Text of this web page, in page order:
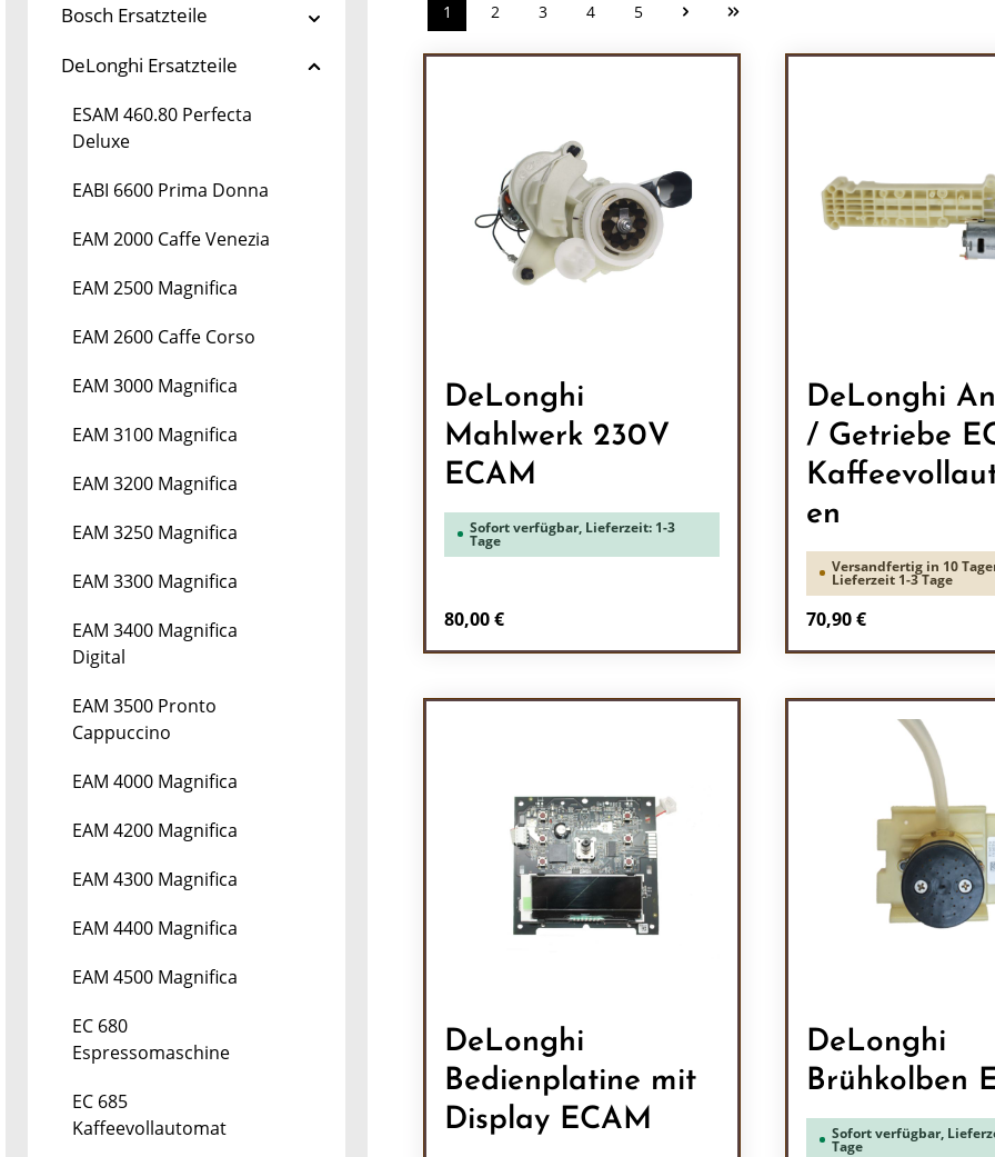
Bosch Ersatzteile
DeLonghi Ersatzteile
ESAM 460.80 Perfecta
Deluxe
EABI 6600 Prima Donna
EAM 2000 Caffe Venezia
EAM 2500 Magnifica
EAM 2600 Caffe Corso
EAM 3000 Magnifica
EAM 3100 Magnifica
EAM 3200 Magnifica
EAM 3250 Magnifica
EAM 3300 Magnifica
EAM 3400 Magnifica
Digital
EAM 3500 Pronto
Cappuccino
EAM 4000 Magnifica
EAM 4200 Magnifica
EAM 4300 Magnifica
EAM 4400 Magnifica
EAM 4500 Magnifica
EC 680
Espressomaschine
EC 685
Kaffeevollautomat
Seite
1 Seite
2 Seite
3 Seite
4 Seite
5
DeLonghi
Mahlwerk 230V
ECAM
Sofort verfügbar, Lieferzeit: 1-3
Tage
Regulärer Preis:
80,00 €
DeLonghi
/ Getriebe
en
Versandfertig in 10
Lieferzeit 1-3 Tage
Regulärer Preis:
70,90 €
DeLonghi
Bedienplatine mit
Display ECAM
DeLonghi
Brühkolben
Sofort verfügbar,
Tage